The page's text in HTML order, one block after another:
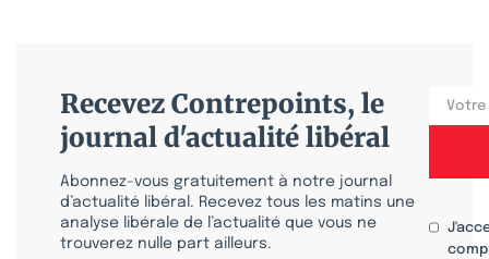
Recevez Contrepoints, le
journal d'actualité libéral
Abonnez-vous gratuitement à notre journal
d’actualité libéral. Recevez tous les matins une
analyse libérale de l’actualité que vous ne
trouverez nulle part ailleurs.